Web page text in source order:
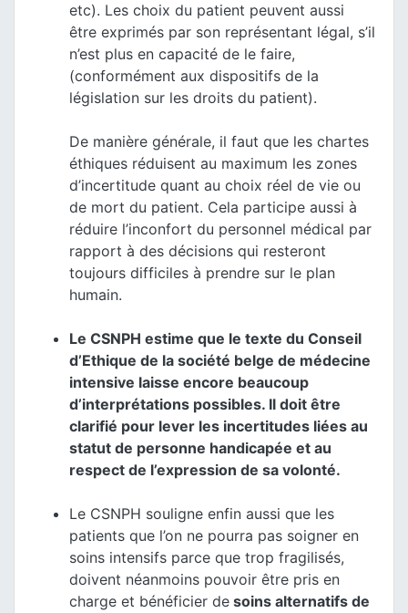
etc). Les choix du patient peuvent aussi
être exprimés par son représentant légal, s’il
n’est plus en capacité de le faire,
(conformément aux dispositifs de la
législation sur les droits du patient).
De manière générale, il faut que les chartes
éthiques réduisent au maximum les zones
d’incertitude quant au choix réel de vie ou
de mort du patient. Cela participe aussi à
réduire l’inconfort du personnel médical par
rapport à des décisions qui resteront
toujours difficiles à prendre sur le plan
humain.
Le CSNPH estime que le texte du Conseil
d’Ethique de la société belge de médecine
intensive laisse encore beaucoup
d’interprétations possibles. Il doit être
clarifié pour lever les incertitudes liées au
statut de personne handicapée et au
respect de l’expression de sa volonté.
Le CSNPH souligne enfin aussi que les
patients que l’on ne pourra pas soigner en
soins intensifs parce que trop fragilisés,
doivent néanmoins pouvoir être pris en
charge et bénéficier de soins alternatifs de